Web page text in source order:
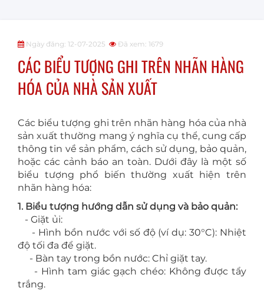
Ngày đăng: 12-07-2025 Đã xem: 1679
CÁC BIỂU TƯỢNG GHI TRÊN NHÃN HÀNG
HÓA CỦA NHÀ SẢN XUẤT
Các biểu tượng ghi trên nhãn hàng hóa của nhà
sản xuất thường mang ý nghĩa cụ thể, cung cấp
thông tin về sản phẩm, cách sử dụng, bảo quản,
hoặc các cảnh báo an toàn. Dưới đây là một số
biểu tượng phổ biến thường xuất hiện trên
nhãn hàng hóa:
1. Biểu tượng hướng dẫn sử dụng và bảo quản:
- Giặt ủi:
- Hình bồn nước với số độ (ví dụ: 30°C): Nhiệt
độ tối đa để giặt.
- Bàn tay trong bồn nước: Chỉ giặt tay.
- Hình tam giác gạch chéo: Không được tẩy
trắng.